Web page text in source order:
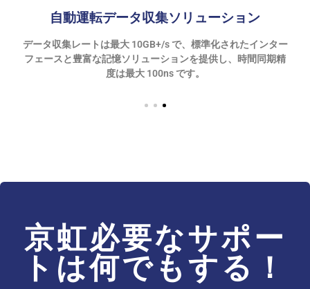
自動運転データ収集ソリューション
データ収集レートは最大 10GB+/s で、標準化されたインター
フェースと豊富な記憶ソリューションを提供し、時間同期精
度は最大 100ns です。
京虹必要なサポー
トは何でもする！